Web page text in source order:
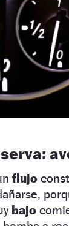
flujo
bajo